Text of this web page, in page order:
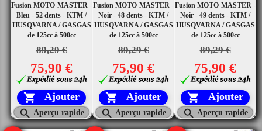
Fusion MOTO-MASTER -
Bleu - 52 dents - KTM /
HUSQVARNA / GASGAS
de 125cc à 500cc
89,29 €
75,90 €
 Ajouter
 Aperçu rapide
Fusion MOTO-MASTER -
Noir - 48 dents - KTM /
HUSQVARNA / GASGAS
de 125cc à 500cc
89,29 €
75,90 €
 Ajouter
 Aperçu rapide
Fusion MOTO-MASTER -
Noir - 49 dents - KTM /
HUSQVARNA / GASGAS
de 125cc à 500cc
89,29 €
75,90 €
 Ajouter
 Aperçu rapide